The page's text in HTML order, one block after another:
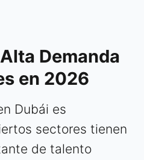
Demanda
en 2026
Dubái es
sectores tienen
de talento